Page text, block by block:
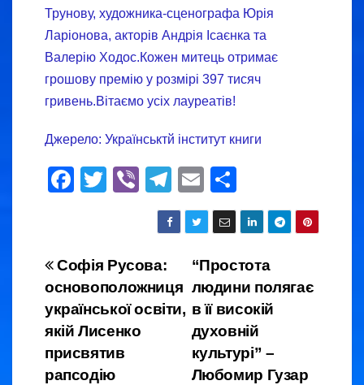
Трунову, художника-сценографа Юрія
Ларіонова, акторів Андрія Ісаєнка та
Валерію Ходос.Кожен митець отримає
грошову премію у розмірі 397 тисяч
гривень.Вітаємо усіх лауреатів!
Джерело: Українськтй інститут книги
F
e
b
o
o
k
T
er
Vi
er
T
el
e
gr
a
m
E
m
ail
h
ar
e
Навігація
записів
“Простота
людини полягає
в її високій
духовній
культурі” –
Любомир Гузар
Софія Русова:
основоположниця
української освіти,
якій Лисенко
присвятив
рапсодію